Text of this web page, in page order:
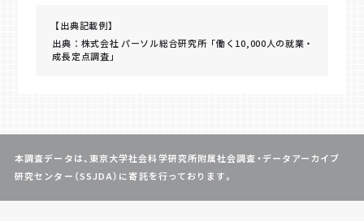
【出典記載例】
出典：株式会社 パーソル総合研究所「働く10,000人の就業・
成長定点調査」
本調査データは、東京大学社会科学研究所附属社会調査・データアーカイブ
研究センター（SSJDA）に寄託を行っております。